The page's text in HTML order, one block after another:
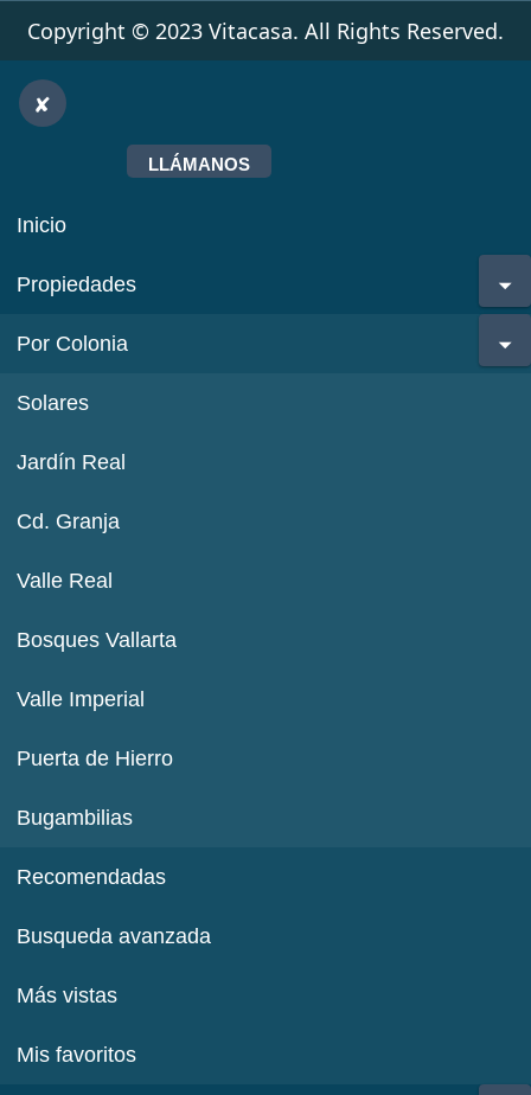
Copyright © 2023 Vitacasa. All Rights Reserved.
LLÁMANOS
Inicio
Propiedades
Por Colonia
Solares
Jardín Real
Cd. Granja
Valle Real
Bosques Vallarta
Valle Imperial
Puerta de Hierro
Bugambilias
Recomendadas
Busqueda avanzada
Más vistas
Mis favoritos